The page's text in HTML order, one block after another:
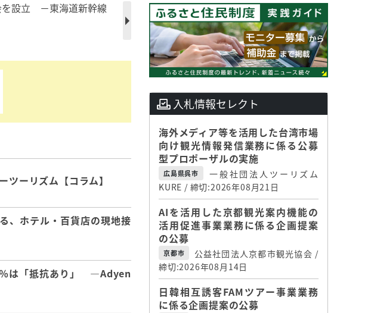
を設立 －東海道新幹線
ーリズム【コラム】
、ホテル・百貨店の現地接
％は「抵抗あり」 ―Adyen
入札情報セレクト
海外メディア等を活用した台湾市場
向け観光情報発信業務に係る公募
型プロポーザルの実施
広島県呉市
一般社団法人ツーリズム
KURE / 締切:2026年08月21日
AIを活用した京都観光案内機能の
活用促進事業業務に係る企画提案
の公募
京都市
公益社団法人京都市観光協会 /
締切:2026年08月14日
日韓相互誘客FAMツアー事業業務
に係る企画提案の公募